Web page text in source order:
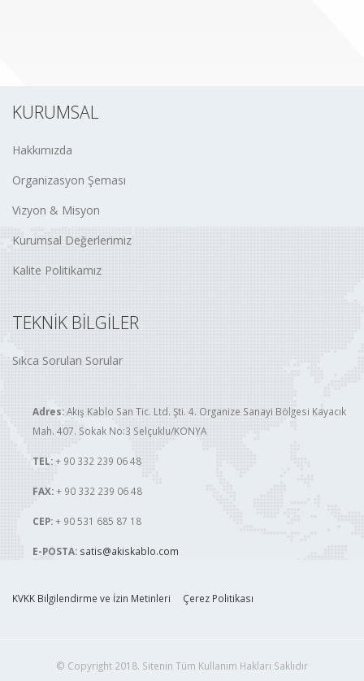
KURUMSAL
Hakkımızda
Organizasyon Şeması
Vizyon & Misyon
Kurumsal Değerlerimiz
Kalite Politikamız
TEKNİK BİLGİLER
Sıkca Sorulan Sorular
Adres:Akış Kablo San Tic. Ltd. Şti. 4. Organize Sanayi Bölgesi Kayacık
Mah. 407. Sokak No:3 Selçuklu/KONYA
TEL:+ 90 332 239 06 48
FAX:+ 90 332 239 06 48
CEP:+ 90 531 685 87 18
E-POSTA: satis@akiskablo.com
KVKK Bilgilendirme ve İzin Metinleri Çerez Politikası
© Copyright 2018. Sitenin Tüm Kullanım Hakları Saklıdır